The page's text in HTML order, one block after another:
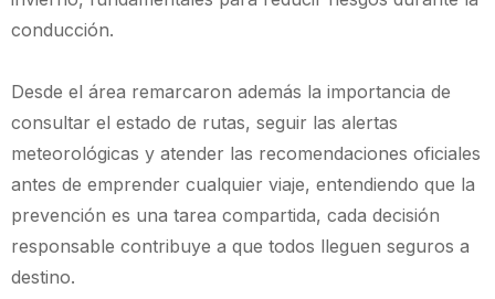
conducción.
Desde el área remarcaron además la importancia de
consultar el estado de rutas, seguir las alertas
meteorológicas y atender las recomendaciones oficiales
antes de emprender cualquier viaje, entendiendo que la
prevención es una tarea compartida, cada decisión
responsable contribuye a que todos lleguen seguros a
destino.